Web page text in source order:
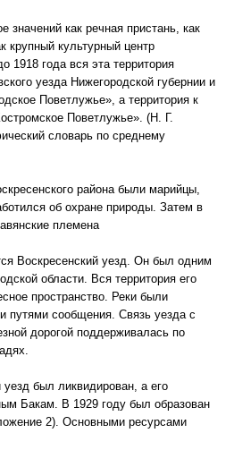
значений как речная пристань, как
крупный культурный центр
1918 года вся эта территория
уезда Нижегородской губернии и
Поветлужье», а территория к
Поветлужье». (Н. Г.
словарь по среднему
района были марийцы,
об охране природы. Затем в
племена
Воскресенский уезд. Он был одним
области. Вся территория его
пространство. Реки были
путями сообщения. Связь уезда с
дорогой поддерживалась по
уезд был ликвидирован, а его
Бакам. В 1929 году был образован
2). Основными ресурсами